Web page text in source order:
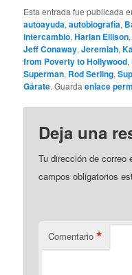
Esta entrada fue publicada
autoayuda,autobiografía,
intercambio,Harlan Ellison
Jeff Conaway,Jeremiah,
from Poverty to Hollywood,
Superman, Rod Serling,
Gárate. Guardaenlace
Deja una
Tu dirección de correo
campos obligatorios
Comentario *